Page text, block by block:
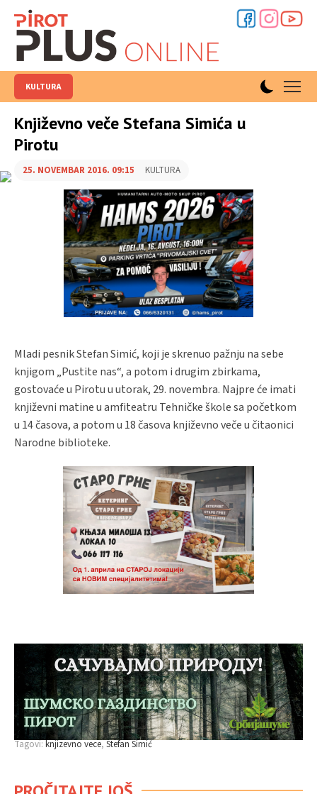
KULTURA
Književno veče Stefana Simića u
Pirotu
25. NOVEMBAR 2016. 09:15 KULTURA
Mladi pesnik Stefan Simić, koji je skrenuo pažnju na sebe
knjigom „Pustite nas“, a potom i drugim zbirkama,
gostovaće u Pirotu u utorak, 29. novembra. Najpre će imati
književni matine u amfiteatru Tehničke škole sa početkom
u 14 časova, a potom u 18 časova književno veče u čitaonici
Narodne biblioteke.
Tagovi:knjizevno vece Stefan Simić